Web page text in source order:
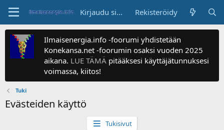
Kirjaudu sisään Rekisteröidy
Ilmaisenergia.info -foorumi yhdistetään
Konekansa.net -foorumin osaksi vuoden 2025
aikana. LUE TÄMÄ pitääksesi käyttäjätunnuksesi
voimassa, kiitos!
Tuki
Evästeiden käyttö
Tukisivut